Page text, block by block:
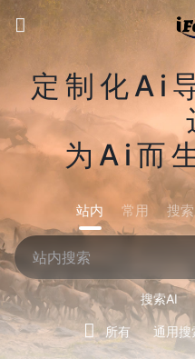
定制化Ai
为Ai而
站内 常用 搜索
搜索AI
所有 通用搜